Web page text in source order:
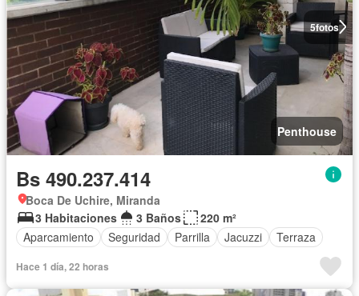
5fotos
Penthouse
Bs 490.237.414
Boca De Uchire, Miranda
3 Habitaciones
3 Baños
220 m²
Aparcamiento
Seguridad Parrilla Jacuzzi Terraza
Hace 1 día, 22 horas